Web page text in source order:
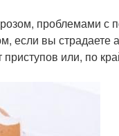
проблемами с
если вы страдаете
или, по